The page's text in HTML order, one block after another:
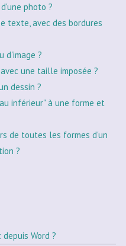
photo ?
texte, avec des bordures
d'image ?
une taille imposée ?
dessin ?
inférieur" à une forme et
de toutes les formes d'un
?
Word ?